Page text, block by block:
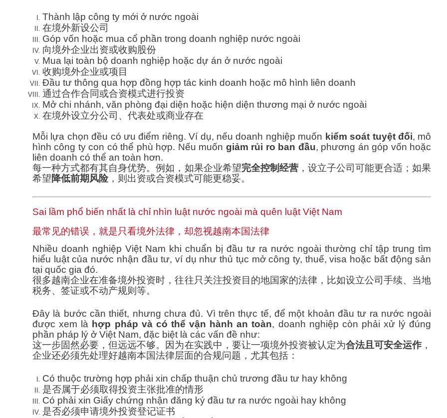
Thành lập công ty mới ở nước ngoài
在境外新设公司
Góp vốn hoặc mua cổ phần trong doanh nghiệp nước ngoài
向境外企业出资或收购股份
Mua lại toàn bộ doanh nghiệp hoặc dự án ở nước ngoài
收购境外企业或项目
Đầu tư thông qua hợp đồng hợp tác kinh doanh hoặc mô hình liên doanh
通过合作合同或合资模式进行投资
Mở chi nhánh, văn phòng đại diện hoặc hiện diện thương mại ở nước ngoài
在境外设立分公司、代表处或商业存在
Mỗi lựa chọn đều có ưu điểm riêng. Ví dụ, nếu doanh nghiệp muốn kiểm soát tuyệt đối, mô
hình công ty con có thể phù hợp. Nếu muốn giảm rủi ro ban đầu, phương án góp vốn hoặc
liên doanh có thể an toàn hơn.
每一种方式都有其自身优势。例如，如果企业希望完全控制经营，设立子公司可能更合适；如果
希望降低前期风险 ，则出资或合资模式可能更稳妥。
Sai lầm phổ biến nhất là chỉ nhìn luật nước ngoài mà quên luật Việt Nam
最常见的错误，就是只看境外法律，却忽视越南本国法律
Nhiều doanh nghiệp Việt Nam khi chuẩn bị đầu tư ra nước ngoài thường chỉ tập trung tìm
hiểu luật của nước nhận đầu tư, ví dụ như thủ tục mở công ty, thuế, visa hoặc bất động sản
tại quốc gia đó.
很多越南企业在准备境外投资时，往往只关注投资目的地国家的法律，比如设立公司手续、当地
税务、签证或不动产规则等。
Đây là bước cần thiết, nhưng chưa đủ. Vì trên thực tế, để một khoản đầu tư ra nước ngoài
được xem là hợp pháp và có thể vận hành an toàn, doanh nghiệp còn phải xử lý đúng
phần pháp lý ở Việt Nam, đặc biệt là các vấn đề như:
这一步固然必要，但远远不够。因为在实践中，要让一项境外投资被认定为合法且可安全运作 ，
企业还必须先处理好越南本国法律层面的合规问题，尤其包括：
Có thuộc trường hợp phải xin chấp thuận chủ trương đầu tư hay không
是否属于必须取得投资主张批准的情形
Có phải xin Giấy chứng nhận đăng ký đầu tư ra nước ngoài hay không
是否必须申请境外投资登记证书